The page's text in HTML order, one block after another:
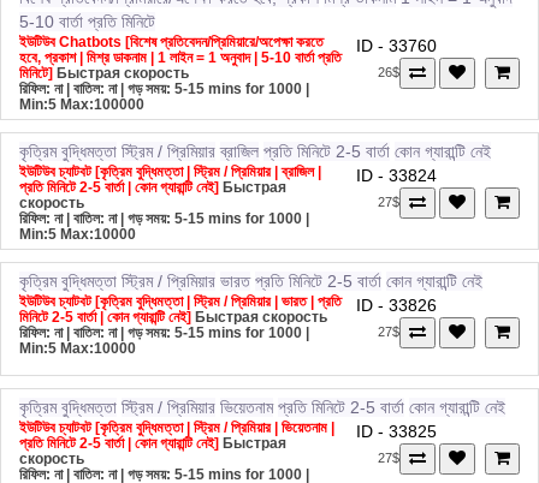
5-10 বার্তা প্রতি মিনিটে
ইউটিউব Chatbots [বিশেষ প্রতিবেদন/প্রিমিয়ারে/অপেক্ষা করতে
হবে, প্রকাশ | মিশ্র ডাকনাম | 1 লাইন = 1 অনুবাদ | 5-10 বার্তা প্রতি
মিনিটে] Быстрая скорость
রিফিল: না | বাতিল: না | গড় সময়: 5-15 mins for 1000
Min:5 Max:100000
26$
কৃত্রিম বুদ্ধিমত্তা স্ট্রিম / প্রিমিয়ার ব্রাজিল প্রতি মিনিটে 2-5 বার্তা কোন গ্যারান্টি নেই
ইউটিউব চ্যাটবট [কৃত্রিম বুদ্ধিমত্তা | স্ট্রিম / প্রিমিয়ার | ব্রাজিল |
প্রতি মিনিটে 2-5 বার্তা | কোন গ্যারান্টি নেই] Быстрая
скорость
রিফিল: না | বাতিল: না | গড় সময়: 5-15 mins for 1000
Min:5 Max:10000
ID - 33824
27$
কৃত্রিম বুদ্ধিমত্তা স্ট্রিম / প্রিমিয়ার ভারত প্রতি মিনিটে 2-5 বার্তা কোন গ্যারান্টি নেই
ইউটিউব চ্যাটবট [কৃত্রিম বুদ্ধিমত্তা | স্ট্রিম / প্রিমিয়ার | ভারত | প্রতি
মিনিটে 2-5 বার্তা | কোন গ্যারান্টি নেই] Быстрая скорость
রিফিল: না | বাতিল: না | গড় সময়: 5-15 mins for 1000 |
Min:5 Max:10000
ID - 33826
27$
কৃত্রিম বুদ্ধিমত্তা স্ট্রিম / প্রিমিয়ার ভিয়েতনাম প্রতি মিনিটে 2-5 বার্তা কোন গ্যারান্টি নেই
ইউটিউব চ্যাটবট [কৃত্রিম বুদ্ধিমত্তা | স্ট্রিম / প্রিমিয়ার | ভিয়েতনাম |
প্রতি মিনিটে 2-5 বার্তা | কোন গ্যারান্টি নেই] Быстрая
скорость
রিফিল: না | বাতিল: না | গড় সময়: 5-15 mins for 1000
Min:5 Max:10000
ID - 33825
27$